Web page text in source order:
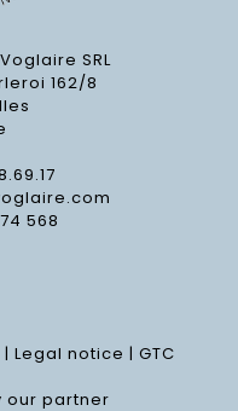
SRL
162/8
568
| Legal notice | GTC
our partner